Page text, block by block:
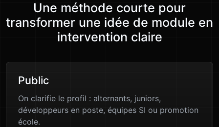
Une méthode courte pour
transformer une idée de module en
intervention claire
Public
On clarifie le profil : alternants, juniors,
développeurs en poste, équipes SI ou promotion
école.